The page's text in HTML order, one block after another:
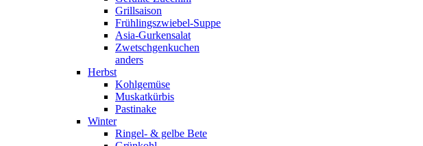
Grillsaison
Frühlingszwiebel-Suppe
Asia-Gurkensalat
Zwetschgenkuchen
anders
Herbst
Kohlgemüse
Muskatkürbis
Pastinake
Winter
Ringel- & gelbe Bete